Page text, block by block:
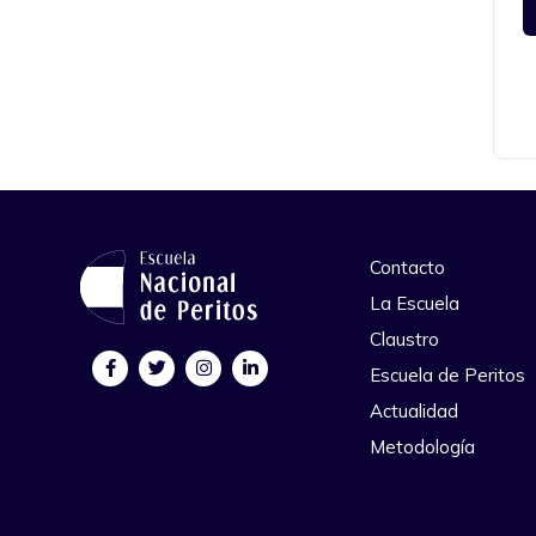
Contacto
La Escuela
Claustro
Escuela de Peritos
Actualidad
Metodología